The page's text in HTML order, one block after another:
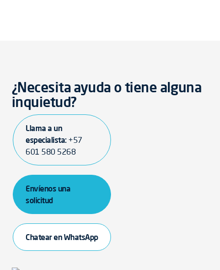
¿Necesita ayuda o tiene alguna
inquietud?
Llama a un
especialista: +57
601 580 5268
Envíenos una
solicitud
Chatear en WhatsApp